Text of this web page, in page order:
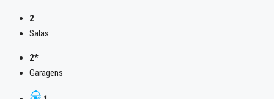
2
Salas
2*
Garagens